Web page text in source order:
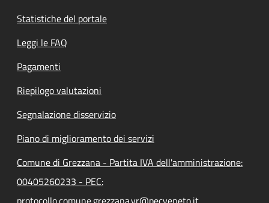
Statistiche del portale
Leggi le FAQ
Pagamenti
Riepilogo valutazioni
Segnalazione disservizio
Piano di miglioramento dei servizi
Comune di Grezzana - Partita IVA dell'amministrazione:
00405260233 - PEC: